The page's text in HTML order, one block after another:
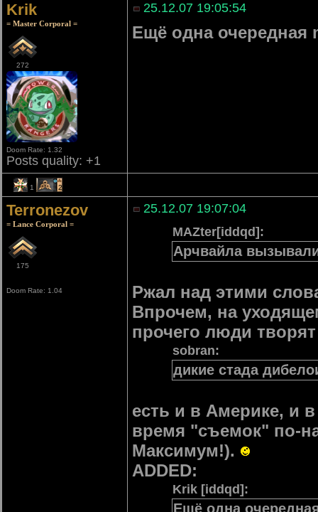
Krik
= Master Corporal =
272
Doom Rate: 1.32
Posts quality: +1
25.12.07 19:05:54
Ещё одна очередная
1 2
Terronezov
= Lance Corporal =
175
Doom Rate: 1.04
25.12.07 19:07:04
MAZter[iddqd]:
Арчвайла
Ржал над этими
Впрочем, на
прочего люди
sobran:
дикие стада
есть и в Америке, и
время "съемок" по-
Максимум!).
ADDED:
Krik [iddqd]:
Ещё одна